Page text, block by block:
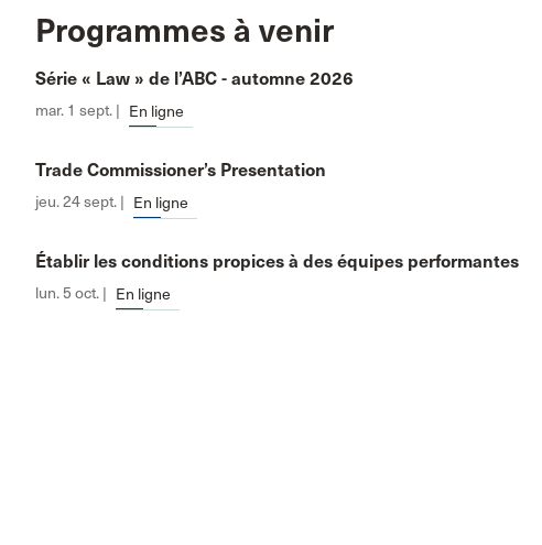
Programmes à venir
Série « Law » de l’ABC - automne 2026
mar. 1 sept. | En ligne
Trade Commissioner’s Presentation
jeu. 24 sept. | En ligne
Établir les conditions propices à des équipes performantes
lun. 5 oct. | En ligne